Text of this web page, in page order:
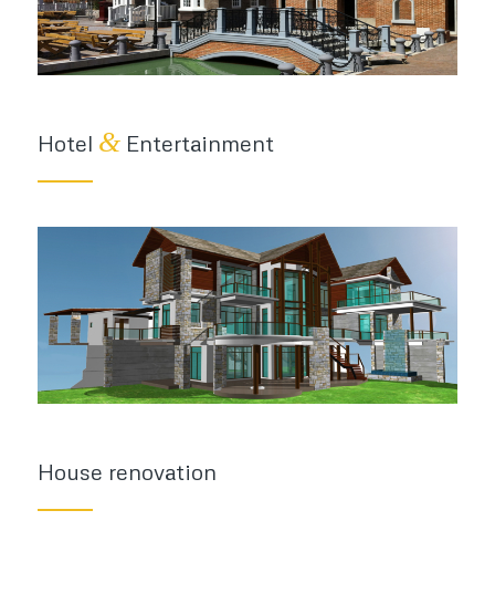
Hotel &Entertainment
House renovation